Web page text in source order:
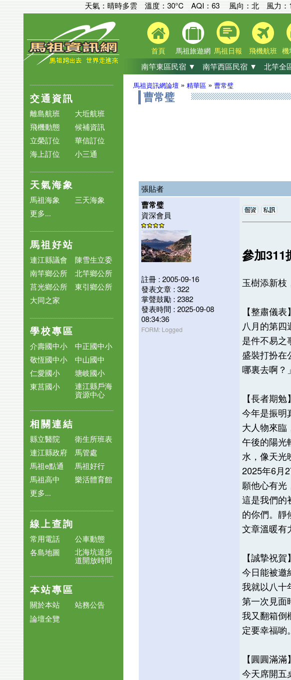
天氣：晴時多雲 溫度：30°CAQI：63 風向：北 風力
首頁 馬祖旅遊網 馬祖日報 飛機航班 機
南竿東區民宿 ▼ 南竿西區民宿 ▼ 北竿全
交通資訊
離島航班
大坵航班
飛機動態
候補資訊
立榮訂位
華信訂位
海上訂位
小三通
天氣海象
馬祖海象
三天海象
更多...
馬祖好站
連江縣議會
陳雪生立委
南竿鄉公所
北竿鄉公所
莒光鄉公所
東引鄉公所
大同之家
學校專區
介壽國中小
中正國中小
敬恆國中小
中山國中
仁愛國小
塘岐國小
東莒國小
連江縣戶海
資源中心
相關連結
縣立醫院
衛生所班表
連江縣政府
馬管處
馬祖e點通
馬祖好行
馬祖高中
樂活體育館
更多...
線上查詢
常用電話
公車動態
各島地圖
北海坑道步
道開放時間
本站專區
關於本站
站務公告
論壇全覽
馬祖資訊網論壇 » 精華區 » 曹常璧
曹常璧
張貼者
曹常璧
資深會員
註冊 : 2005-09-16
發表文章 : 322
掌聲鼓勵 : 2382
發表時間 : 2025-09-08
08:34:36
FORM: Logged
參加311
玉樹添新枝
【整肅儀表】
八月的第
是件不易之
盛裝打扮在
哪裏去啊？
【長者期勉】
今年是振明
大人物來臨
午後的陽光
水，像天光
2025年6月
願他心有光
這是我們的
的你們。靜
文章溫暖有
【誠摯祝賀】
今日能被邀
我就以八十
第一次見面
我又翻箱倒
定要幸福喲。
【圓圓滿滿】
今天席開五